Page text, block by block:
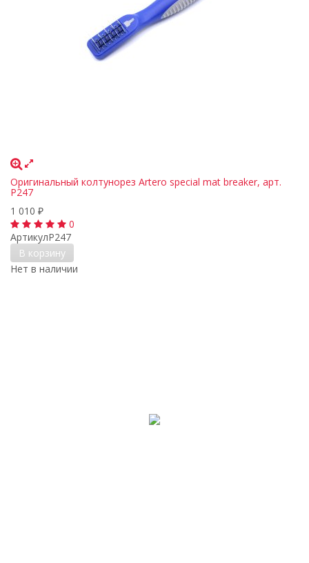
Оригинальный колтунорез Artero special mat breaker, арт.
P247
1 010 ₽
0
АртикулP247
В корзину
Нет в наличии